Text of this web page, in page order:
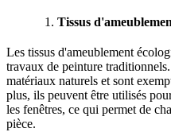
Tissus
Les tissus d'ameublement
travaux de peinture
matériaux naturels et sont
plus, ils peuvent être utilisés
les fenêtres, ce qui permet de
pièce.